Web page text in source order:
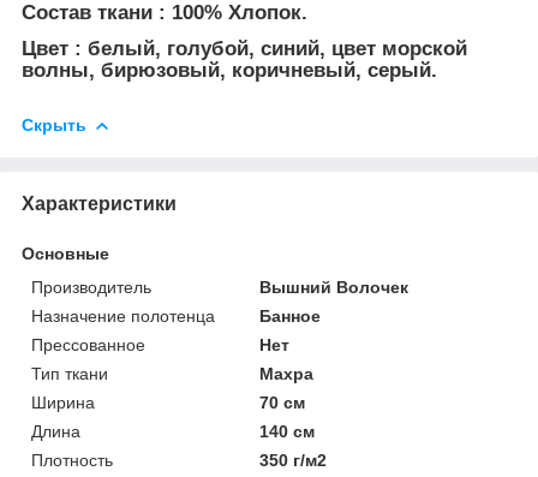
Состав ткани : 100% Хлопок.
Цвет : белый, голубой, синий, цвет морской
волны, бирюзовый, коричневый, серый.
Скрыть
Характеристики
Основные
Производитель
Вышний Волочек
Назначение полотенца
Банное
Прессованное
Нет
Тип ткани
Махра
Ширина
70 см
Длина
140 см
Плотность
350 г/м2